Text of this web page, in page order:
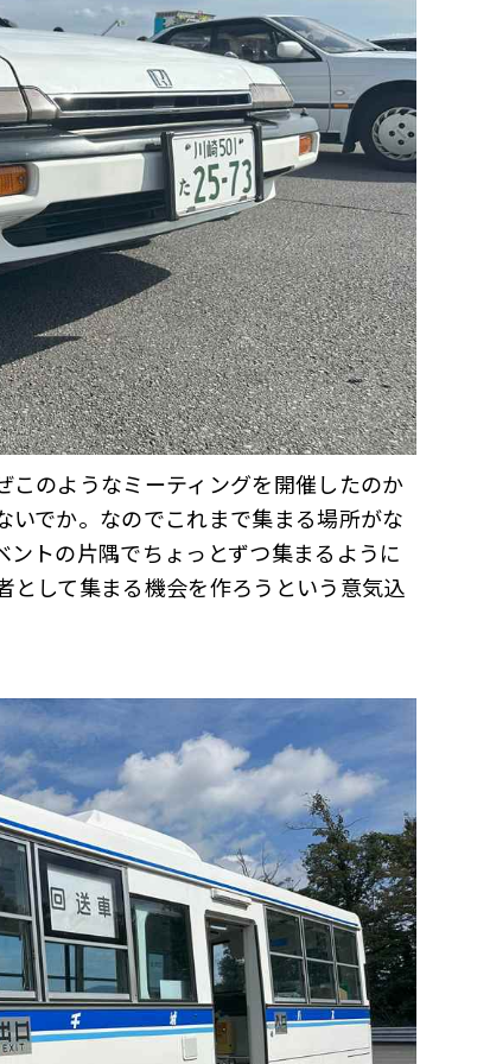
のようなミーティングを開催したのか
でか。なのでこれまで集まる場所がな
トの片隅でちょっとずつ集まるように
して集まる機会を作ろうという意気込